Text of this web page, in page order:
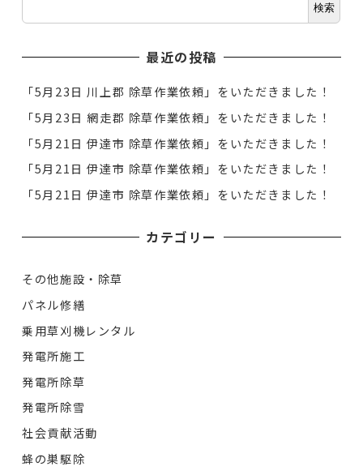
検索
最近の投稿
「5月23日 川上郡 除草作業依頼」をいただきました！
「5月23日 網走郡 除草作業依頼」をいただきました！
「5月21日 伊達市 除草作業依頼」をいただきました！
「5月21日 伊達市 除草作業依頼」をいただきました！
「5月21日 伊達市 除草作業依頼」をいただきました！
カテゴリー
その他施設・除草
パネル修繕
乗用草刈機レンタル
発電所施工
発電所除草
発電所除雪
社会貢献活動
蜂の巣駆除